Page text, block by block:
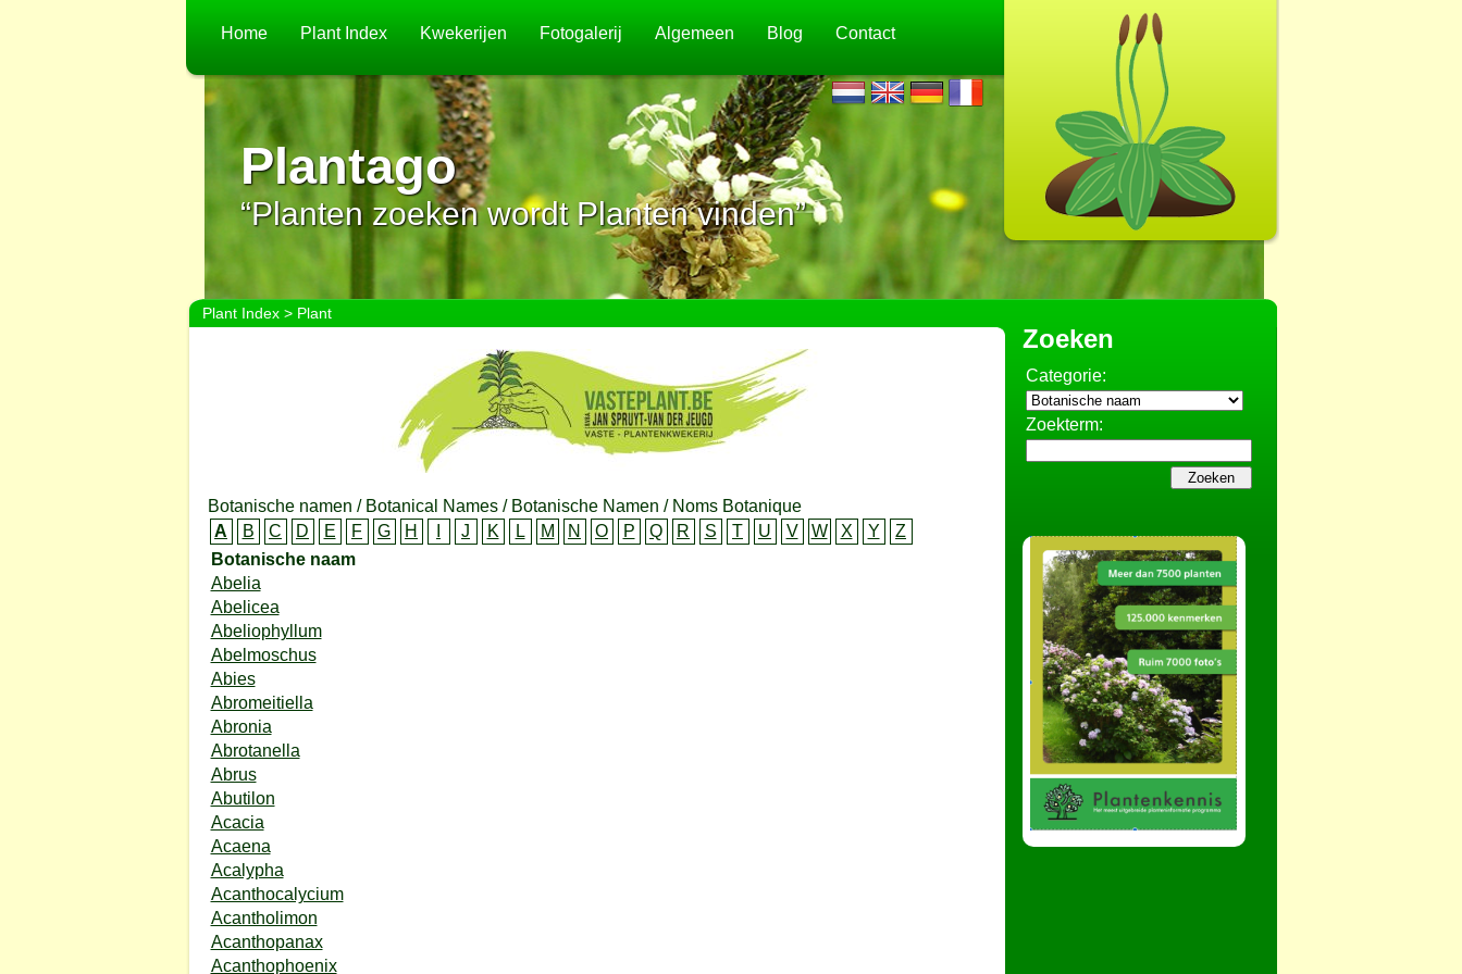
Home Plant Index Kwekerijen Fotogalerij Algemeen Blog Contact
Plantago
“Planten zoeken wordt Planten vinden”
Plant Index> Plant
Botanische namen / Botanical Names / Botanische Namen / Noms Botanique
A
B C D E F G H J K L M N O P Q R S T U V W X Y
Z
Botanische naam
Abelia
Abelicea
Abeliophyllum
Abelmoschus
Abies
Abromeitiella
Abronia
Abrotanella
Abrus
Abutilon
Acacia
Acaena
Acalypha
Acanthocalycium
Acantholimon
Acanthopanax
Acanthophoenix
Zoeken
Categorie:
Zoekterm: